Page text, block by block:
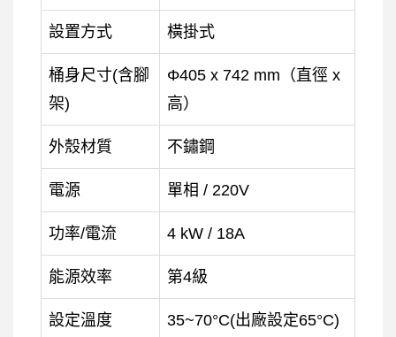
設置方式 橫掛式
桶身尺寸(含腳
架)
Φ405 x 742 mm（直徑 x
高）
外殼材質 不鏽鋼
電源 單相 / 220V
功率/電流 4 kW / 18A
能源效率 第4級
設定溫度 35~70°C(出廠設定65°C)